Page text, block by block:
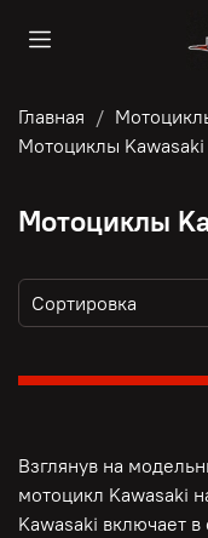
Главная
Мотоциклы
Мотоциклы
Взглянув на
мотоцикл Kawasaki
Kawasaki включает